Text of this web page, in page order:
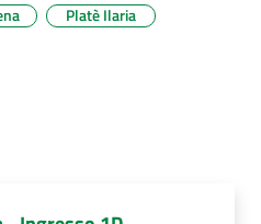
Platè Ilaria